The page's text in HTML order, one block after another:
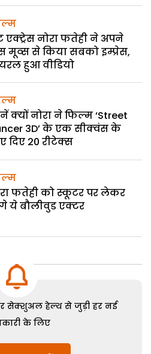
एक्ट्रेस नोरा फतेही ने अपने
मूव्स से किया सबको इम्प्रेस,
हुआ वीडियो
क्यों नोरा ने फिल्म ‘Street
3D’ के एक सीक्वंस के
दिए 20 रीटेक्स
फतेही को स्कूटर पर लेकर
ये बौलीवुड एक्टर
सेक्शुअल हेल्थ से जुड़ी हर नई
के लिए